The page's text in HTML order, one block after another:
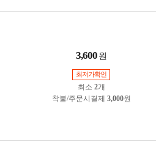
3,600 원
최저가확인
최소 2개
착불/주문시결제 3,000원